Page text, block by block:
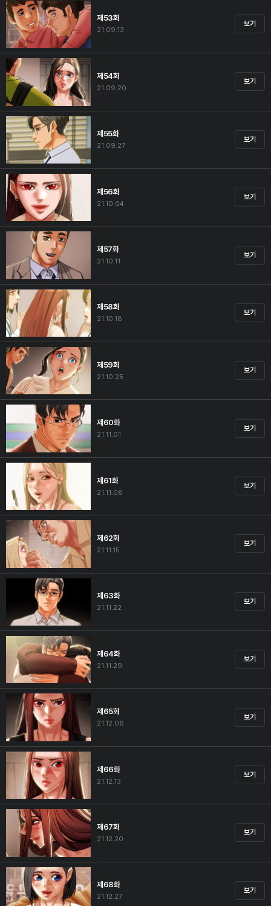
제53화
21.09.13
보기
제54화
21.09.20
보기
제55화
21.09.27
보기
제56화
21.10.04
보기
제57화
21.10.11
보기
제58화
21.10.18
보기
제59화
21.10.25
보기
제60화
21.11.01
보기
제61화
21.11.08
보기
제62화
21.11.15
보기
제63화
21.11.22
보기
제64화
21.11.29
보기
제65화
21.12.06
보기
제66화
21.12.13
보기
제67화
21.12.20
보기
제68화
21.12.27
보기